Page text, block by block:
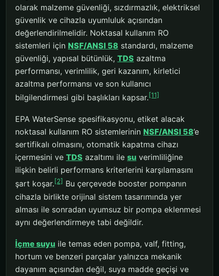
olarak malzeme güvenliği, sızdırmazlık, elektriksel
güvenlik ve cihazla uyumluluk açısından
değerlendirilmelidir. Noktasal kullanım RO
sistemleri için NSF/ANSI 58 standardı, malzeme
güvenliği, yapısal bütünlük, TDS azaltma
performansı, verimlilik, geri kazanım, kirletici
azaltma performansı ve son kullanıcı
bilgilendirmesi gibi başlıkları kapsar.[11]
EPA WaterSense spesifikasyonu, etiket alacak
noktasal kullanım RO sistemlerinin NSF/ANSI 58’e
sertifikalı olmasını, otomatik kapatma cihazı
içermesini ve TDS azaltımı ile su verimliliğine
ilişkin belirli performans kriterlerini karşılamasını
şart koşar.[2] Bu çerçevede booster pompanın
cihazla birlikte orijinal sistem tasarımında yer
alması ile sonradan uyumsuz bir pompa eklenmesi
aynı değerlendirmeye tabi değildir.
İçme suyu ile temas eden pompa, valf, fitting,
hortum ve benzeri parçalar yalnızca mekanik
dayanım açısından değil, suya madde geçişi ve